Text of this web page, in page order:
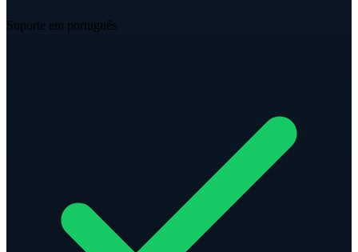
Suporte em português